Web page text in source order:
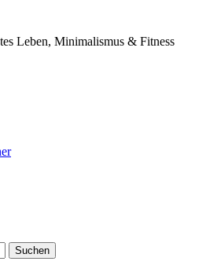
Leben, Minimalismus & Fitness